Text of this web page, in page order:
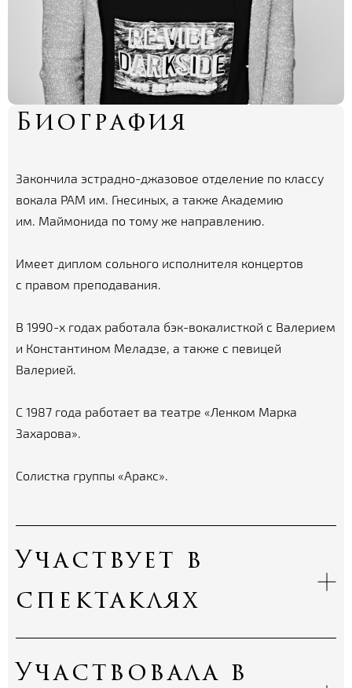
Биография
Закончила эстрадно-джазовое отделение по классу
вокала РАМ им. Гнесиных, а также Академию
им. Маймонида по тому же направлению.
Имеет диплом сольного исполнителя концертов
с правом преподавания.
В 1990-х годах работала бэк-вокалисткой с Валерием
и Константином Меладзе, а также с певицей
Валерией.
С 1987 года работает ва театре «Ленком Марка
Захарова».
Солистка группы «Аракс».
Участвует в
спектаклях
Участвовала в